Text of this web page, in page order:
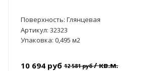
Поверхность: Глянцевая
Артикул: 32323
Упаковка: 0,495 м2
10 694 руб 12 581 руб/ кв.м.